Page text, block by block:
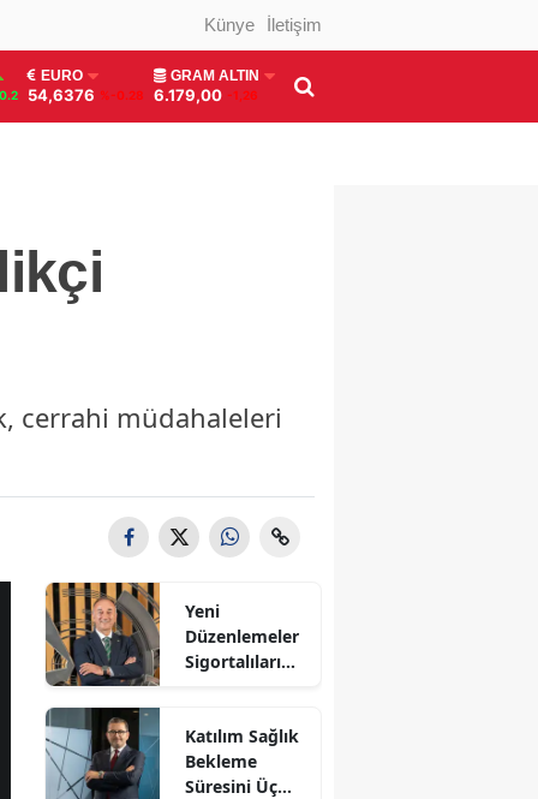
Künye İletişim
EURO
54,6376 %-0.28
GRAM ALTIN
6.179,00 -1,26
cerrahi müdahaleleri
Yeni
Düzenlemeler
Sigortalıları
Katılım Sağlık
Bekleme
Süresini Üç